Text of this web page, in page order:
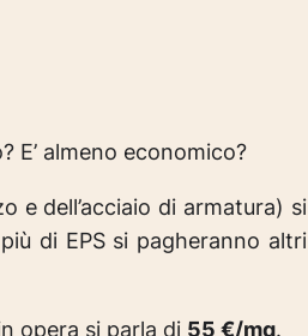
E’ almeno economico?
e dell’acciaio di armatura) si
di EPS si pagheranno altri
opera si parla di 55 €/mq.